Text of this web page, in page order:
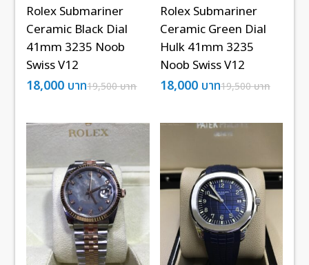
Rolex Submariner
Ceramic Black Dial
41mm 3235 Noob
Swiss V12
19,500บาท
18,000 บาท
Rolex Submariner
Ceramic Green Dial
Hulk 41mm 3235
Noob Swiss V12
19,500บาท
18,000 บาท